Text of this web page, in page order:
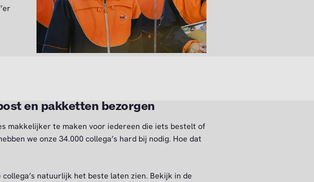
en pakketten bezorgen
makkelijker te maken voor iedereen die iets bestelt of
we onze 34.000 collega’s hard bij nodig. Hoe dat
collega’s natuurlijk het beste laten zien. Bekijk in de